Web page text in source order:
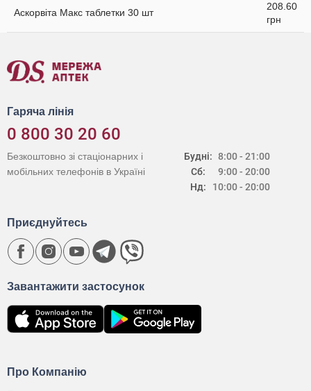
Аскорвіта Макс таблетки 30 шт
208.60
грн
Гаряча лінія
0 800 30 20 60
Будні:
Сб:
Нд:
8:00 - 21:00
9:00 - 20:00
10:00 - 20:00
Безкоштовно зі стаціонарних і
мобільних телефонів в Україні
Про Компанію
Завантажити застосунок
Приєднуйтесь